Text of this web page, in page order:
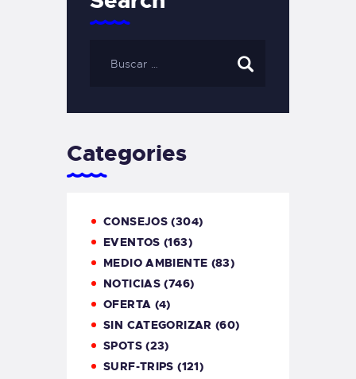
Categories
CONSEJOS (304)
EVENTOS (163)
MEDIO AMBIENTE (83)
NOTICIAS (746)
OFERTA (4)
SIN CATEGORIZAR (60)
SPOTS(23)
SURF-TRIPS (121)